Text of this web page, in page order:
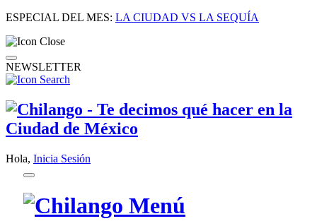
ESPECIAL DEL MES: LA CIUDAD VS LA SEQUÍA
NEWSLETTER
Hola, Inicia Sesión